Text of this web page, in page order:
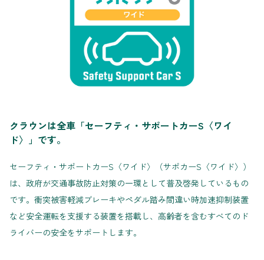
クラウンは全車「セーフティ・サポートカーS〈ワイ
ド〉」です。
セーフティ・サポートカーS〈ワイド〉（サポカーS〈ワイド〉）
は、政府が交通事故防止対策の一環として普及啓発しているもの
です。衝突被害軽減ブレーキやペダル踏み間違い時加速抑制装置
など安全運転を支援する装置を搭載し、高齢者を含むすべてのド
ライバーの安全をサポートします。